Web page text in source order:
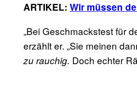
ARTIKEL: Wir müssen
„Bei Geschmackstest für
erzählt er. „Sie meinen
zu rauchig. Doch echter